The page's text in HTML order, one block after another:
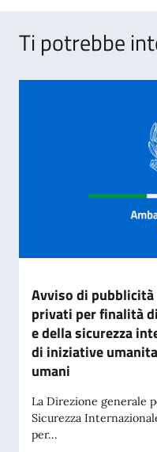
Ti potrebbe
Avviso di
privati per finalità
e della sicurezza
di iniziative
umani
La Direzione generale
Sicurezza
per...